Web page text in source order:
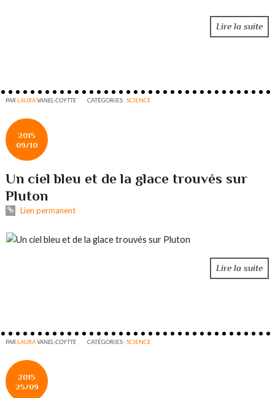
Lire la suite
PARLAURAVANEL-COYTTE CATÉGORIES :SCIENCE
2015
09/10
Un ciel bleu et de la glace trouvés sur
Pluton
Lien permanent
Lire la suite
PARLAURAVANEL-COYTTE CATÉGORIES :SCIENCE
2015
25/09